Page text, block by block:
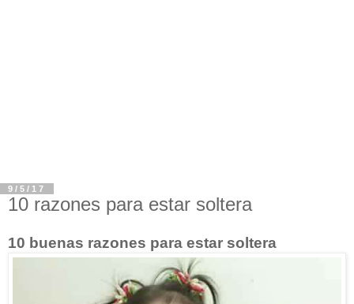
9/5/17
10 razones para estar soltera
10 buenas razones para estar soltera